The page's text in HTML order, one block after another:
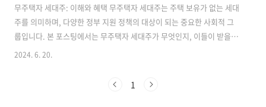
무주택자 세대주: 이해와 혜택 무주택자 세대주는 주택 보유가 없는 세대
주를 의미하며, 다양한 정부 지원 정책의 대상이 되는 중요한 사회적 그
룹입니다. 본 포스팅에서는 무주택자 세대주가 무엇인지, 이들이 받을 수
있는 혜택 및 지원 정책에 대해 자세히 알아보겠습니다. 또한, 무주택자
도 논의해 보겠습니다. 무주택자 세대주의 정의와 의미 무주택자 세대
2024. 6. 20.
1